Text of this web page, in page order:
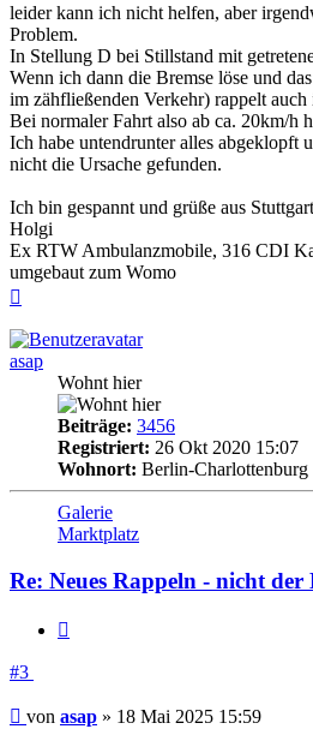
leider kann ich nicht helfen, aber
Problem.
In Stellung D bei Stillstand mit
Wenn ich dann die Bremse löse und
im zähfließenden Verkehr) rappelt auch
Bei normaler Fahrt also ab ca. 20km/h
Ich habe untendrunter alles abgeklopft
nicht die Ursache gefunden.
Ich bin gespannt und grüße aus
Holgi
Ex RTW Ambulanzmobile, 316 CDI
umgebaut zum Womo
asap
Wohnt hier
Beiträge: 3456
Registriert: 26 Okt 2020 15:07
Wohnort: Berlin-Charlottenburg
Galerie
Marktplatz
Re: Neues Rappeln - nicht
#3
Beitrag
von asap » 18 Mai 2025 15:59